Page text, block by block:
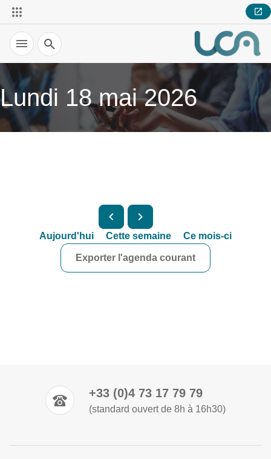
Recherche
Lundi 18 mai 2026
Aujourd'hui Cette semaine Ce mois-ci
Exporter l'agenda courant
+33 (0)4 73 17 79 79
(standard ouvert de 8h à 16h30)